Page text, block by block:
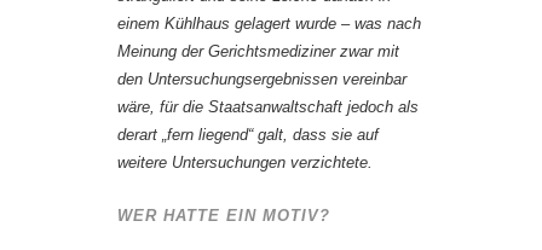
einem Kühlhaus gelagert wurde – was nach
Meinung der Gerichtsmediziner zwar mit
den Untersuchungsergebnissen vereinbar
wäre, für die Staatsanwaltschaft jedoch als
derart „fern liegend“ galt, dass sie auf
weitere Untersuchungen verzichtete.
WER HATTE EIN MOTIV?